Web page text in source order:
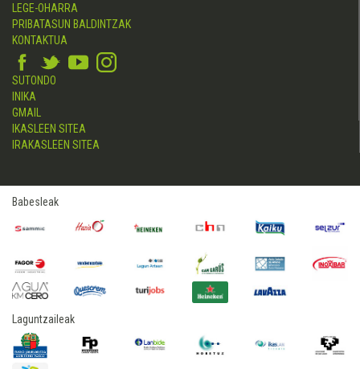
LEGE-OHARRA
PRIBATASUN BALDINTZAK
KONTAKTUA
SUTONDO
INIKA
GMAIL
IKASLEEN SITEA
IRAKASLEEN SITEA
Babesleak
Laguntzaileak